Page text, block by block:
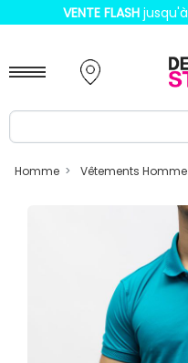
VENTE FLASH jusqu'à
Homme Vêtements Homme